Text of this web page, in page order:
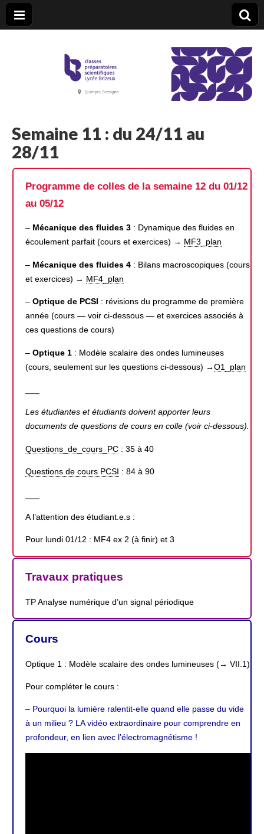
CPGE Brizeux
Semaine 11 : du 24/11 au
28/11
Programme de colles de la semaine 12 du 01/12
au 05/12
– Mécanique des fluides 3 : Dynamique des fluides en
écoulement parfait (cours et exercices) → MF3_plan
– Mécanique des fluides 4 : Bilans macroscopiques (cours
et exercices) → MF4_plan
– Optique de PCSI : révisions du programme de première
année (cours — voir ci-dessous — et exercices associés à
ces questions de cours)
– Optique 1 : Modèle scalaire des ondes lumineuses
(cours, seulement sur les questions ci-dessous) →O1_plan
Les étudiantes et étudiants doivent apporter leurs
documents de questions de cours en colle (voir ci-dessous).
Questions_de_cours_PC : 35 à 40
Questions de cours PCSI : 84 à 90
A l’attention des étudiant.e.s :
Pour lundi 01/12 : MF4 ex 2 (à finir) et 3
Travaux pratiques
TP Analyse numérique d’un signal périodique
Cours
Optique 1 : Modèle scalaire des ondes lumineuses (→ VII.1)
Pour compléter le cours :
– Pourquoi la lumière ralentit-elle quand elle passe du vide
à un milieu ? LA vidéo extraordinaire pour comprendre en
profondeur, en lien avec l’électromagnétisme !